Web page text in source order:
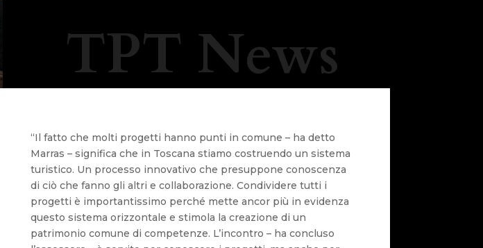
TPT News
“Il fatto che molti progetti hanno punti in comune – ha detto
Marras – significa che in Toscana stiamo costruendo un sistema
turistico. Un processo innovativo che presuppone conoscenza
di ciò che fanno gli altri e collaborazione. Condividere tutti i
progetti è importantissimo perché mette ancor più in evidenza
questo sistema orizzontale e stimola la creazione di un
patrimonio comune di competenze. L’incontro – ha concluso